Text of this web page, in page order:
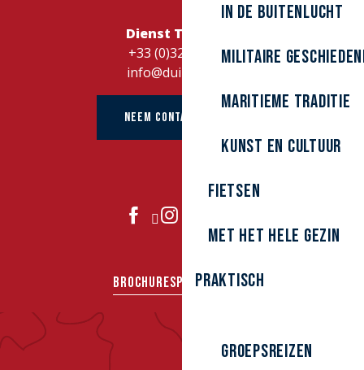
In de buitenlucht
Militaire
Maritieme traditie
kunst en cultuur
Fietsen
Met het hele gezin
Praktisch
Groepsreizen
Dienst Toerisme
+33 (0)328262728
info@duinkerke.fr
NEEM CONTACT OP MET
BROCHURESPERSGROEPEN